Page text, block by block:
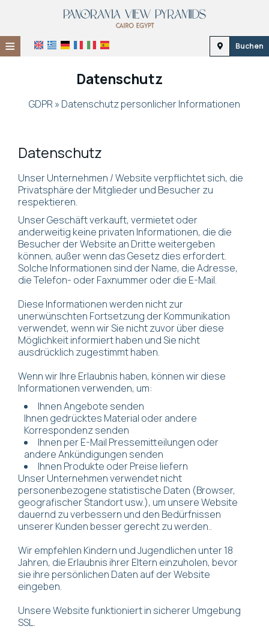
≡ Buchen
Datenschutz
GDPR » Datenschutz personlicher Informationen
Datenschutz
Unser Unternehmen / Website verpflichtet sich, die
Privatsphäre der Mitglieder und Besucher zu
respektieren.
Unser Geschäft verkauft, vermietet oder
anderweitig keine privaten Informationen, die die
Besucher der Website an Dritte weitergeben
können, außer wenn das Gesetz dies erfordert.
Solche Informationen sind der Name, die Adresse,
die Telefon- oder Faxnummer oder die E-Mail.
Diese Informationen werden nicht zur
unerwünschten Fortsetzung der Kommunikation
verwendet, wenn wir Sie nicht zuvor über diese
Möglichkeit informiert haben und Sie nicht
ausdrücklich zugestimmt haben.
Wenn wir Ihre Erlaubnis haben, können wir diese
Informationen verwenden, um:
Ihnen Angebote senden
Ihnen gedrücktes Material oder andere
Korrespondenz senden
Ihnen per E-Mail Pressemitteilungen oder
andere Ankündigungen senden
Ihnen Produkte oder Preise liefern
Unser Unternehmen verwendet nicht
personenbezogene statistische Daten (Browser,
geografischer Standort usw.), um unsere Website
dauernd zu verbessern und den Bedürfnissen
unserer Kunden besser gerecht zu werden..
Wir empfehlen Kindern und Jugendlichen unter 18
Jahren, die Erlaubnis ihrer Eltern einzuholen, bevor
sie ihre persönlichen Daten auf der Website
eingeben.
Unsere Website funktioniert in sicherer Umgebung
SSL.